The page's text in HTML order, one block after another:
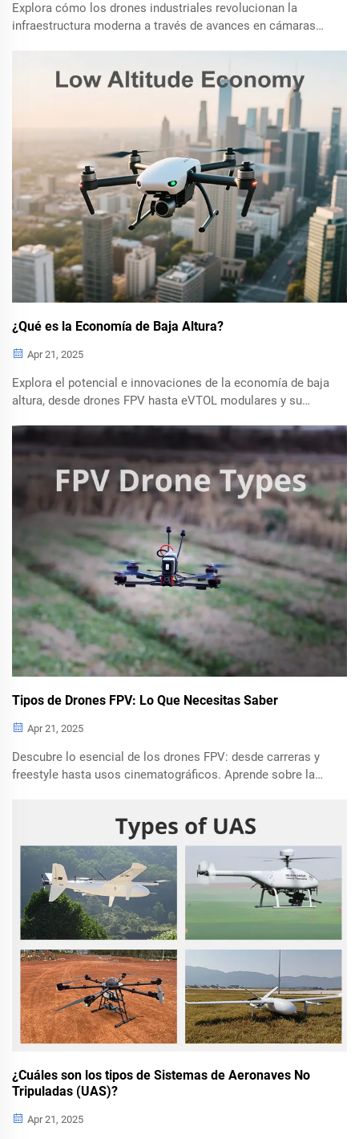
Explora cómo los drones industriales revolucionan la
infraestructura moderna a través de avances en cámaras
inspecciones.
¿Qué es la Economía de Baja Altura?
Apr 21, 2025
Explora el potencial e innovaciones de la economía de baja
altura, desde drones FPV hasta eVTOL modulares y su
reformas del espacio aéreo y los protocolos de seguridad
son esenciales para habilitar la movilidad aérea urbana,
operaciones agrícolas y redes de respuesta de emergencia.
Averigua sobre la competitividad global en Movilidad Aérea
Avanzada (AAM) y las proyecciones de crecimiento para
los sectores tecnológicos de baja altura.
Tipos de Drones FPV: Lo Que Necesitas Saber
Apr 21, 2025
Descubre lo esencial de los drones FPV: desde carreras y
freestyle hasta usos cinematográficos. Aprende sobre la
y profesionales por igual.
¿Cuáles son los tipos de Sistemas de Aeronaves No
Tripuladas (UAS)?
Apr 21, 2025